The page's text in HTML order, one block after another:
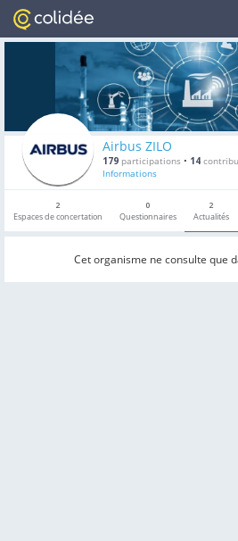
Airbus ZILO
179 participations • 14
Informations
2
Espaces de concertation
0
Questionnaires
2
Actualités
Cet organisme ne consulte que